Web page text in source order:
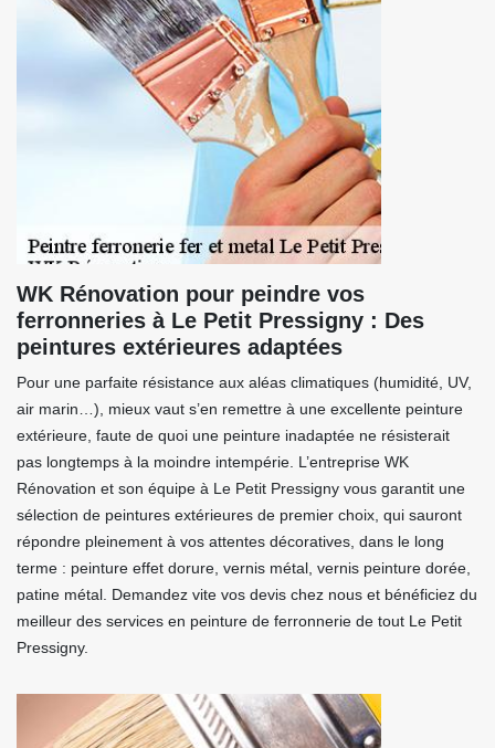
WK Rénovation pour peindre vos
ferronneries à Le Petit Pressigny : Des
peintures extérieures adaptées
Pour une parfaite résistance aux aléas climatiques (humidité, UV,
air marin…), mieux vaut s’en remettre à une excellente peinture
extérieure, faute de quoi une peinture inadaptée ne résisterait
pas longtemps à la moindre intempérie. L’entreprise WK
Rénovation et son équipe à Le Petit Pressigny vous garantit une
sélection de peintures extérieures de premier choix, qui sauront
répondre pleinement à vos attentes décoratives, dans le long
terme : peinture effet dorure, vernis métal, vernis peinture dorée,
patine métal. Demandez vite vos devis chez nous et bénéficiez du
meilleur des services en peinture de ferronnerie de tout Le Petit
Pressigny.